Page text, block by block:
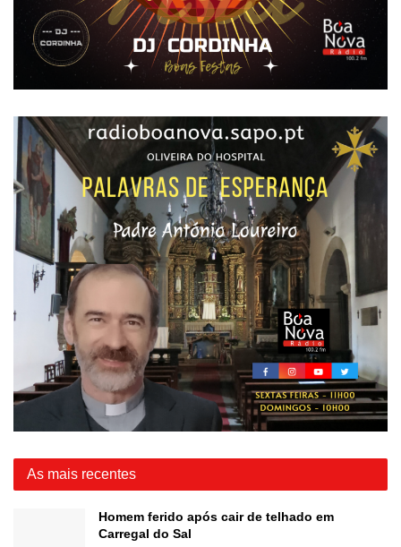
As mais recentes
Homem ferido após cair de telhado em
Carregal do Sal